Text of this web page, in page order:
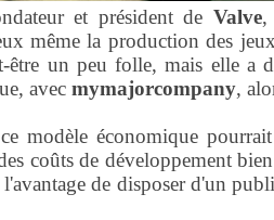
et président de Valve,
même la production des
être un peu folle, mais elle a
avec mymajorcompany,
modèle économique
coûts de développement
de disposer d'un